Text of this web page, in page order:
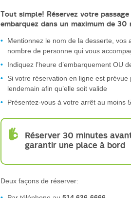
Tout simple! Réservez votre
embarquez dans un maximum de 30
Mentionnez le nom de la desserte, vos
nombre de personne qui vous
Indiquez l’heure d’embarquement OU
Si votre réservation en ligne est
lendemain afin qu’elle soit valide
Présentez-vous à votre arrêt au moins
Réserver 30 minutes
garantir une place à bord
Deux façons de réserver: